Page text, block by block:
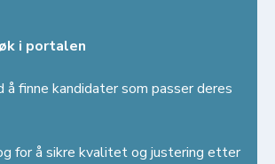
i portalen
finne kandidater som passer deres
for å sikre kvalitet og justering etter